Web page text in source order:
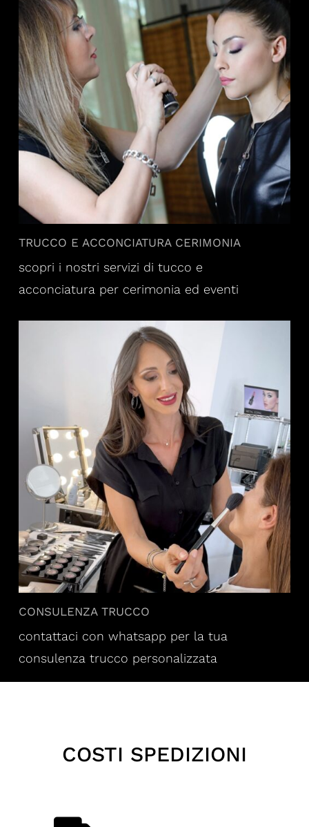
TRUCCO E ACCONCIATURA CERIMONIA
scopri i nostri servizi di tucco e
acconciatura per cerimonia ed eventi
CONSULENZA TRUCCO
contattaci con whatsapp per la tua
consulenza trucco personalizzata
COSTI SPEDIZIONI